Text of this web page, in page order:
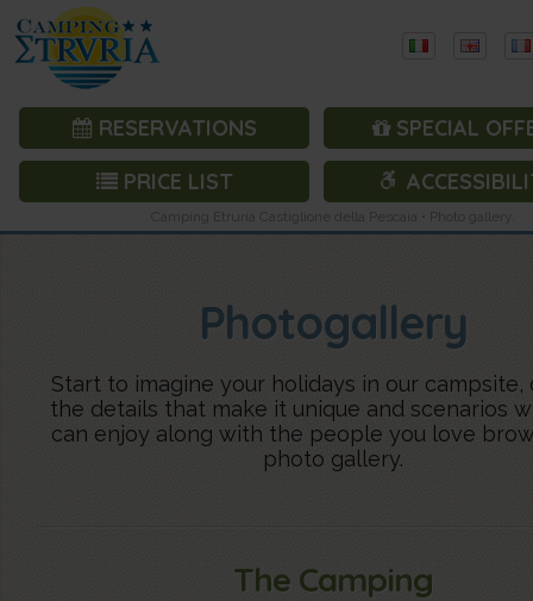
RESERVATIONS
SPECIAL
PRICE LIST
Camping Etruria Castiglione della Pescaia • Photo gallery.
Photogallery
Start to imagine your holidays in our campsite,
the details that make it unique and scenarios
can enjoy along with the people you love
photo gallery.
The Camping